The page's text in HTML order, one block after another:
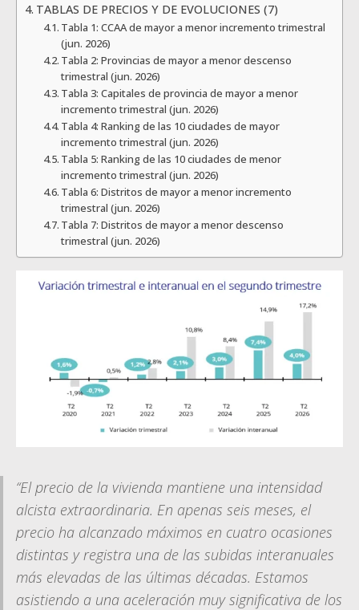
TABLAS DE PRECIOS Y DE EVOLUCIONES (7)
Tabla 1: CCAA de mayor a menor incremento trimestral
(jun. 2026)
Tabla 2: Provincias de mayor a menor descenso
trimestral (jun. 2026)
Tabla 3: Capitales de provincia de mayor a menor
incremento trimestral (jun. 2026)
Tabla 4: Ranking de las 10 ciudades de mayor
incremento trimestral (jun. 2026)
Tabla 5: Ranking de las 10 ciudades de menor
incremento trimestral (jun. 2026)
Tabla 6: Distritos de mayor a menor incremento
trimestral (jun. 2026)
Tabla 7: Distritos de mayor a menor descenso
trimestral (jun. 2026)
“El precio de la vivienda mantiene una intensidad
alcista extraordinaria. En apenas seis meses, el
precio ha alcanzado máximos en cuatro ocasiones
distintas y registra una de las subidas interanuales
más elevadas de las últimas décadas. Estamos
asistiendo a una aceleración muy significativa de los